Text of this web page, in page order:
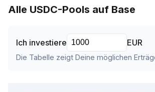
Alle USDC-Pools auf Base
Ich investiere EUR
Die Tabelle zeigt Deine möglichen